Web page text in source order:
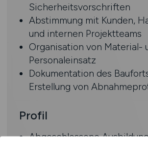
Sicherheitsvorschriften
Abstimmung mit Kunden,
und internen Projektteams
Organisation von Material-
Personaleinsatz
Dokumentation des
Erstellung von
Profil
Abgeschlossene